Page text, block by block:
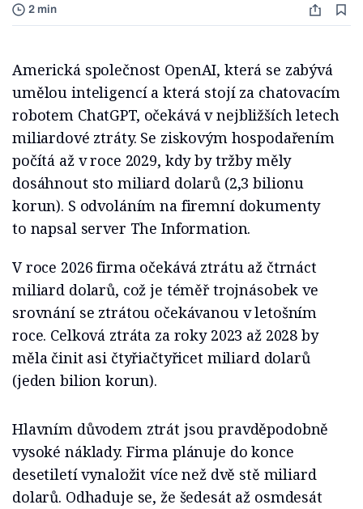
2 min
Americká společnost OpenAI, která se zabývá
umělou inteligencí a která stojí za chatovacím
robotem ChatGPT, očekává v nejbližších letech
miliardové ztráty. Se ziskovým hospodařením
počítá až v roce 2029, kdy by tržby měly
dosáhnout sto miliard dolarů (2,3 bilionu
korun). S odvoláním na firemní dokumenty
to napsal server The Information.
V roce 2026 firma očekává ztrátu až čtrnáct
miliard dolarů, což je téměř trojnásobek ve
srovnání se ztrátou očekávanou v letošním
roce. Celková ztráta za roky 2023 až 2028 by
měla činit asi čtyřiačtyřicet miliard dolarů
(jeden bilion korun).
Hlavním důvodem ztrát jsou pravděpodobně
vysoké náklady. Firma plánuje do konce
desetiletí vynaložit více než dvě stě miliard
dolarů. Odhaduje se, že šedesát až osmdesát